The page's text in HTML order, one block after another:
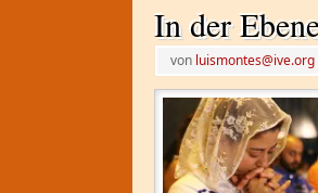
In der
von luismontes@ive.org